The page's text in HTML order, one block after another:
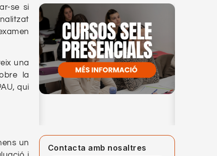
se si
una
la
qui
un
Contacta amb nosaltres